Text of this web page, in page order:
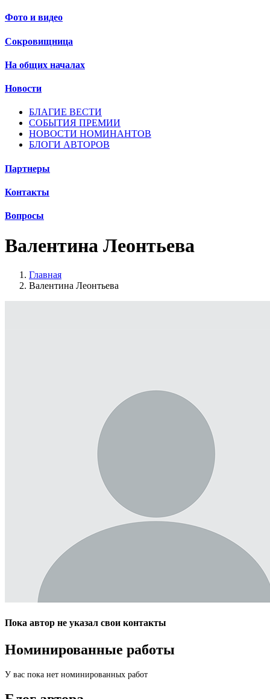
Фото и видео
Сокровищница
На общих началах
Новости
БЛАГИЕ ВЕСТИ
СОБЫТИЯ ПРЕМИИ
НОВОСТИ НОМИНАНТОВ
БЛОГИ АВТОРОВ
Партнеры
Контакты
Вопросы
Валентина Леонтьева
Главная
Валентина Леонтьева
Пока автор не указал свои контакты
Номинированные работы
У вас пока нет номинированных работ